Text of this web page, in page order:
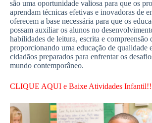
são uma oportunidade valiosa para que os
aprendam técnicas efetivas e inovadoras de
oferecem a base necessária para que os
possam auxiliar os alunos no
habilidades de leitura, escrita e compreensão
proporcionando uma educação de qualidade
cidadãos preparados para enfrentar os
mundo contemporâneo.
CLIQUE AQUI e Baixe Atividades Infantil!!